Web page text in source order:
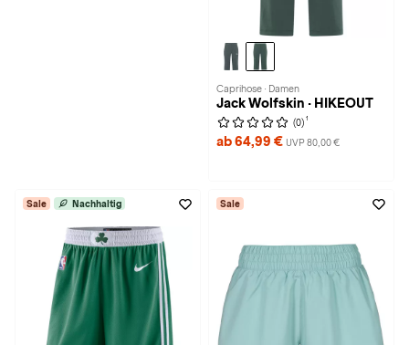
Caprihose · Damen
Jack Wolfskin · HIKEOUT
(0) 1
ab 64,99 € UVP 80,00 €
Sale Nachhaltig Sale